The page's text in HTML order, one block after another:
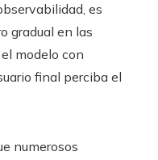
es
gradual en las
modelo con
final perciba el
numerosos